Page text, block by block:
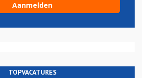
TOPVACATURES